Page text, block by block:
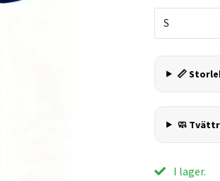
S
📏
🧼
I lager.